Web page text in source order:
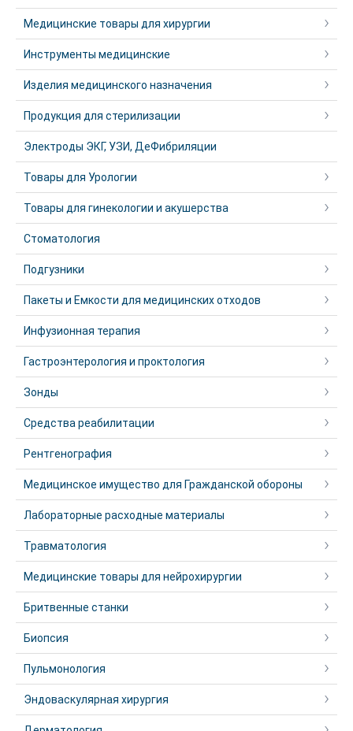
Медицинские товары для хирургии
Инструменты медицинские
Изделия медицинского назначения
Продукция для стерилизации
Электроды ЭКГ, УЗИ, ДеФибриляции
Товары для Урологии
Товары для гинекологии и акушерства
Стоматология
Подгузники
Пакеты и Емкости для медицинских отходов
Инфузионная терапия
Гастроэнтерология и проктология
Зонды
Средства реабилитации
Рентгенография
Медицинское имущество для Гражданской обороны
Лабораторные расходные материалы
Травматология
Медицинские товары для нейрохирургии
Бритвенные станки
Биопсия
Пульмонология
Эндоваскулярная хирургия